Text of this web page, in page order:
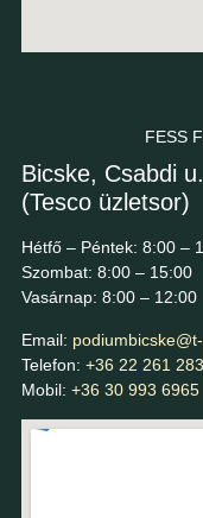
FESS
Bicske, Csabdi
(Tesco üzletsor)
Hétfő – Péntek: 8:00 –
Szombat: 8:00 – 15:00
Vasárnap: 8:00 – 12:00
Email:
Telefon: +36 22 261 283
Mobil: +36 30 993 6965